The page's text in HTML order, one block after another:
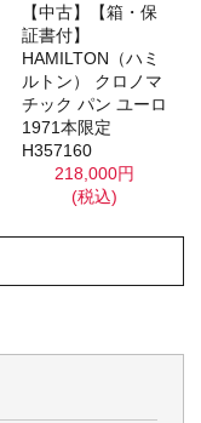
【中古】【箱・保
証書付】
HAMILTON（ハミ
ルトン） クロノマ
チック パン ユーロ
1971本限定
H357160
218,000円
(税込)